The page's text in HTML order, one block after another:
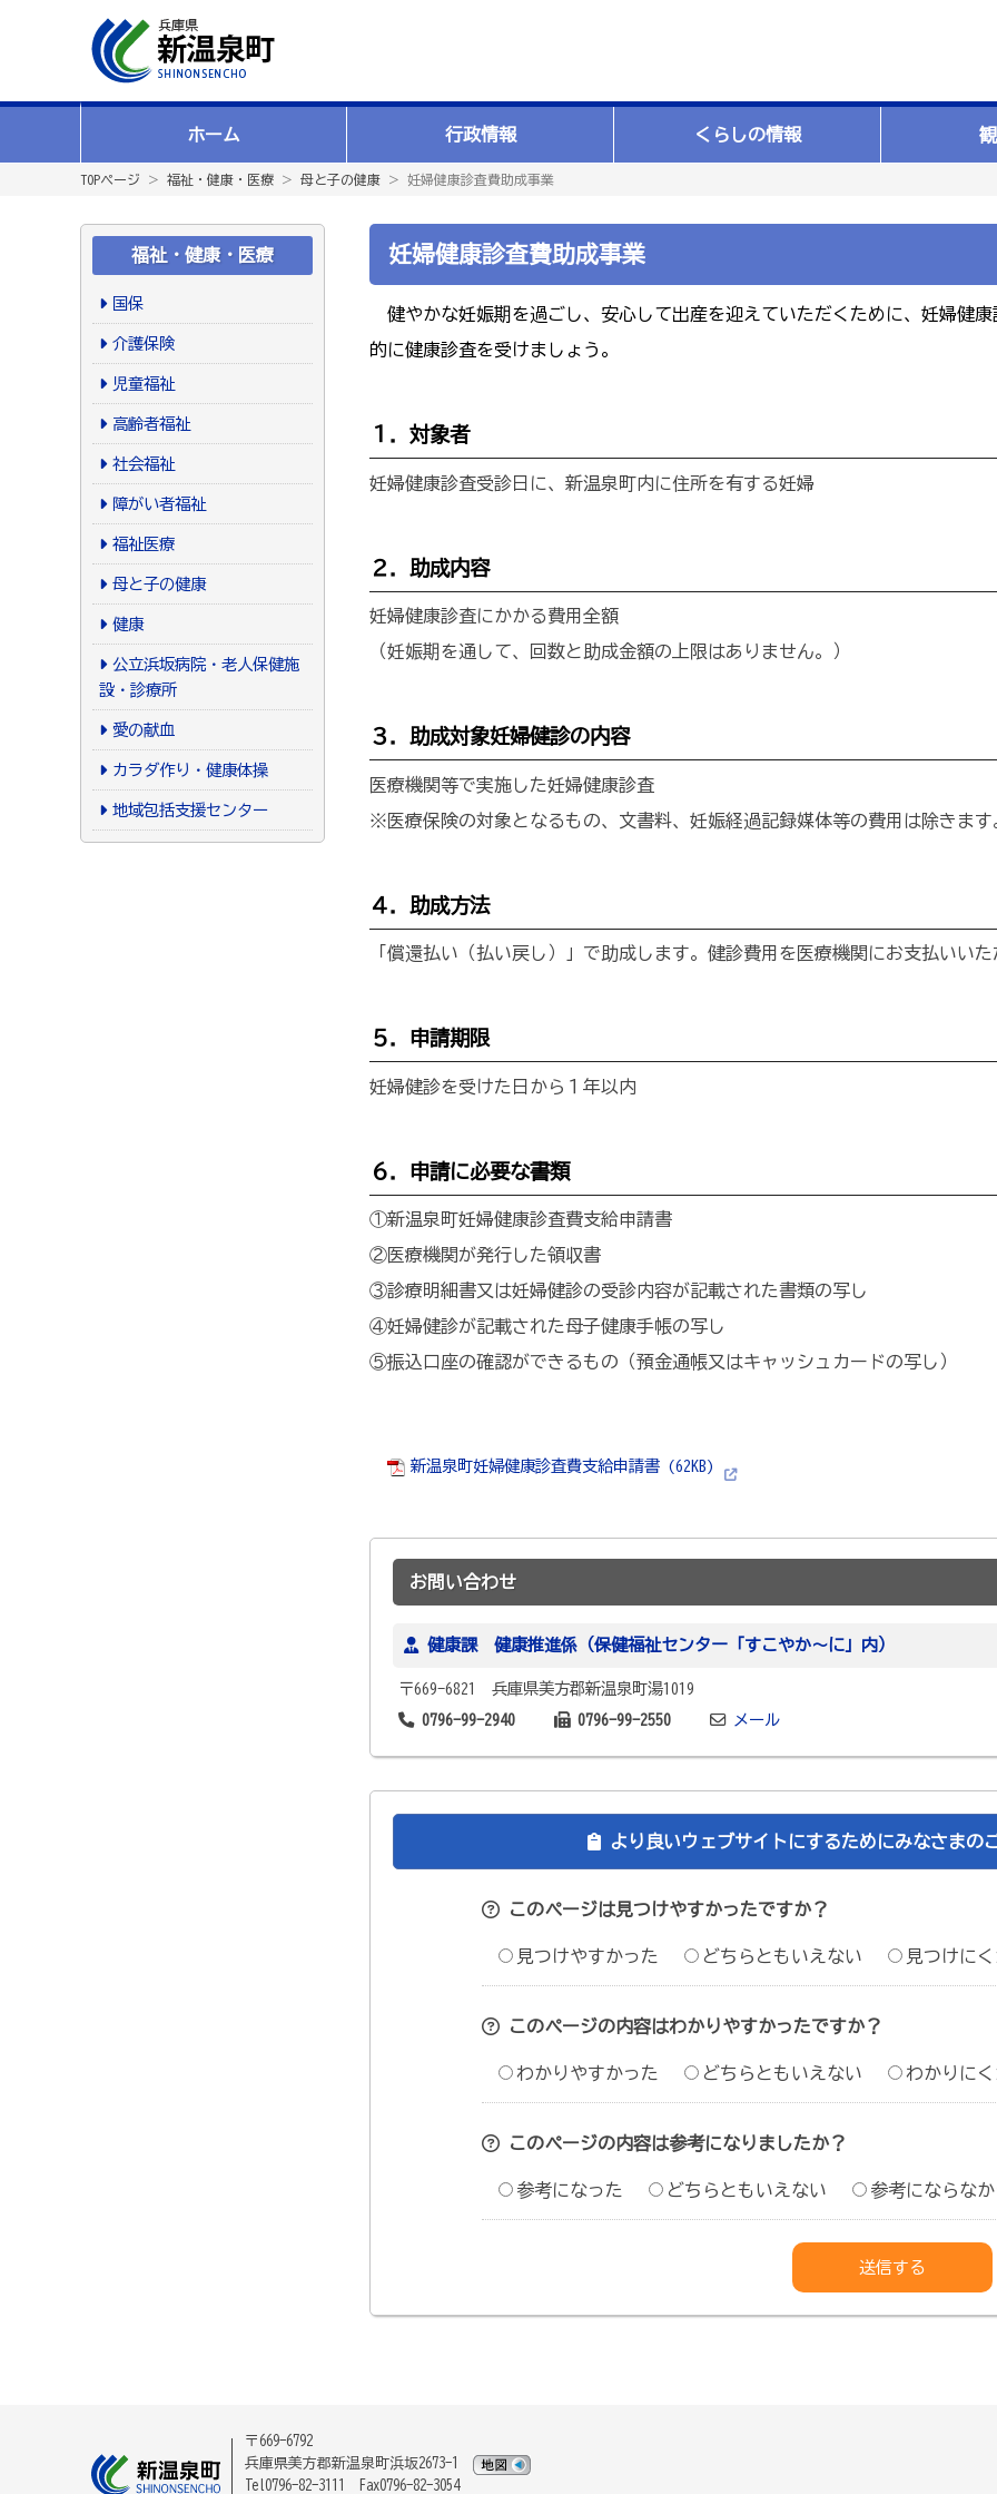
ホーム 行政情報 くらしの情報
TOPページ ＞ 福祉・健康・医療 ＞ 母と子の健康 ＞ 妊婦健康診査費助成事業
福祉・健康・医療
国保
介護保険
児童福祉
高齢者福祉
社会福祉
障がい者福祉
福祉医療
母と子の健康
健康
公立浜坂病院・老人保健施
設・診療所
愛の献血
カラダ作り・健康体操
地域包括支援センター
妊婦健康診査費助成事業
健やかな妊娠期を過ごし、安心して出産を迎えていただくために、妊婦健
的に健康診査を受けましょう。
１．対象者
妊婦健康診査受診日に、新温泉町内に住所を有する妊婦
２．助成内容
妊婦健康診査にかかる費用全額
（妊娠期を通して、回数と助成金額の上限はありません。）
３．助成対象妊婦健診の内容
医療機関等で実施した妊婦健康診査
※医療保険の対象となるもの、文書料、妊娠経過記録媒体等の費用は除きます
４．助成方法
「償還払い（払い戻し）」で助成します。健診費用を医療機関にお支払いい
５．申請期限
妊婦健診を受けた日から１年以内
６．申請に必要な書類
①新温泉町妊婦健康診査費支給申請書
②医療機関が発行した領収書
③診療明細書又は妊婦健診の受診内容が記載された書類の写し
④妊婦健診が記載された母子健康手帳の写し
⑤振込口座の確認ができるもの（預金通帳又はキャッシュカードの写し）
新温泉町妊婦健康診査費支給申請書 (62KB)
お問い合わせ
健康課 健康推進係（保健福祉センター「すこやか～に」内）
〒669-6821 兵庫県美方郡新温泉町湯1019
0796-99-2940
0796-99-2550 メール
より良いウェブサイトにするためにみなさまの
このページは見つけやすかったですか？
見つけやすかった どちらともいえない 見つけに
このページの内容はわかりやすかったですか？
わかりやすかった どちらともいえない わかりに
このページの内容は参考になりましたか？
参考になった どちらともいえない 参考にならなか
〒669-6792
兵庫県美方郡新温泉町浜坂2673-1
Tel0796-82-3111 Fax0796-82-3054